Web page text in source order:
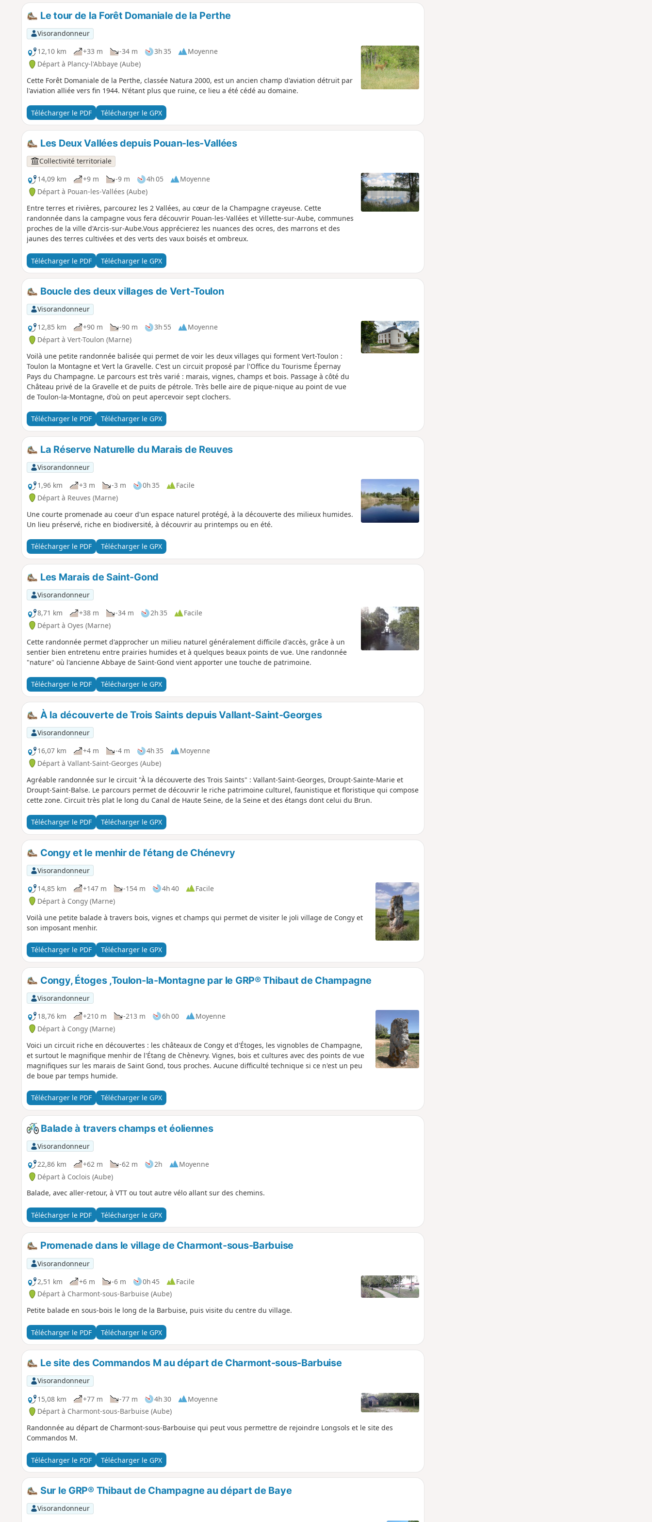
Le tour de la Forêt Domaniale de la Perthe
Visorandonneur
12,10 km
+33 m -34 m 3h 35
Moyenne
Départ à Plancy-l'Abbaye (Aube)
Cette Forêt Domaniale de la Perthe, classée Natura 2000, est un ancien champ d'aviation détruit par
l'aviation alliée vers fin 1944. N'étant plus que ruine, ce lieu a été cédé au domaine.
Télécharger le PDF Télécharger le GPX
Les Deux Vallées depuis Pouan-les-Vallées
Collectivité territoriale
14,09 km
+9 m -9 m 4h 05
Moyenne
Départ à Pouan-les-Vallées (Aube)
Entre terres et rivières, parcourez les 2 Vallées, au cœur de la Champagne crayeuse. Cette
randonnée dans la campagne vous fera découvrir Pouan-les-Vallées et Villette-sur-Aube, communes
proches de la ville d'Arcis-sur-Aube.Vous apprécierez les nuances des ocres, des marrons et des
jaunes des terres cultivées et des verts des vaux boisés et ombreux.
Télécharger le PDF Télécharger le GPX
Boucle des deux villages de Vert-Toulon
Visorandonneur
12,85 km
+90 m -90 m 3h 55
Moyenne
Départ à Vert-Toulon (Marne)
Voilà une petite randonnée balisée qui permet de voir les deux villages qui forment Vert-Toulon :
Toulon la Montagne et Vert la Gravelle. C'est un circuit proposé par l'Office du Tourisme Épernay
Pays du Champagne. Le parcours est très varié : marais, vignes, champs et bois. Passage à côté du
Château privé de la Gravelle et de puits de pétrole. Très belle aire de pique-nique au point de vue
de Toulon-la-Montagne, d'où on peut apercevoir sept clochers.
Télécharger le PDF Télécharger le GPX
La Réserve Naturelle du Marais de Reuves
Visorandonneur
1,96 km
+3 m -3 m 0h 35
Facile
Départ à Reuves (Marne)
Une courte promenade au coeur d'un espace naturel protégé, à la découverte des milieux humides.
Un lieu préservé, riche en biodiversité, à découvrir au printemps ou en été.
Télécharger le PDF Télécharger le GPX
Les Marais de Saint-Gond
Visorandonneur
8,71 km
+38 m -34 m 2h 35
Facile
Départ à Oyes (Marne)
Cette randonnée permet d'approcher un milieu naturel généralement difficile d'accès, grâce à un
sentier bien entretenu entre prairies humides et à quelques beaux points de vue. Une randonnée
"nature" où l'ancienne Abbaye de Saint-Gond vient apporter une touche de patrimoine.
Télécharger le PDF Télécharger le GPX
À la découverte de Trois Saints depuis Vallant-Saint-Georges
Visorandonneur
16,07 km
+4 m -4 m 4h 35
Moyenne
Départ à Vallant-Saint-Georges (Aube)
Agréable randonnée sur le circuit "À la découverte des Trois Saints" : Vallant-Saint-Georges, Droupt-Sainte-Marie et
Droupt-Saint-Balse. Le parcours permet de découvrir le riche patrimoine culturel, faunistique et floristique qui compose
cette zone. Circuit très plat le long du Canal de Haute Seine, de la Seine et des étangs dont celui du Brun.
Télécharger le PDF Télécharger le GPX
Congy et le menhir de l'étang de Chénevry
Visorandonneur
14,85 km
+147 m -154 m 4h 40
Facile
Départ à Congy (Marne)
Voilà une petite balade à travers bois, vignes et champs qui permet de visiter le joli village de Congy et
son imposant menhir.
Télécharger le PDF Télécharger le GPX
Congy, Étoges ,Toulon-la-Montagne par le GRP® Thibaut de Champagne
Visorandonneur
18,76 km
+210 m -213 m 6h 00
Moyenne
Départ à Congy (Marne)
Voici un circuit riche en découvertes : les châteaux de Congy et d'Étoges, les vignobles de Champagne,
et surtout le magnifique menhir de l'Étang de Chènevry. Vignes, bois et cultures avec des points de vue
magnifiques sur les marais de Saint Gond, tous proches. Aucune difficulté technique si ce n'est un peu
de boue par temps humide.
Télécharger le PDF Télécharger le GPX
Balade à travers champs et éoliennes
Visorandonneur
22,86 km
+62 m -62 m 2h
Moyenne
Départ à Coclois (Aube)
Balade, avec aller-retour, à VTT ou tout autre vélo allant sur des chemins.
Télécharger le PDF Télécharger le GPX
Promenade dans le village de Charmont-sous-Barbuise
Visorandonneur
2,51 km
+6 m -6 m 0h 45
Facile
Départ à Charmont-sous-Barbuise (Aube)
Petite balade en sous-bois le long de la Barbuise, puis visite du centre du village.
Télécharger le PDF Télécharger le GPX
Le site des Commandos M au départ de Charmont-sous-Barbuise
Visorandonneur
15,08 km
+77 m -77 m 4h 30
Moyenne
Départ à Charmont-sous-Barbuise (Aube)
Randonnée au départ de Charmont-sous-Barbouise qui peut vous permettre de rejoindre Longsols et le site des
Commandos M.
Télécharger le PDF Télécharger le GPX
Sur le GRP® Thibaut de Champagne au départ de Baye
Visorandonneur